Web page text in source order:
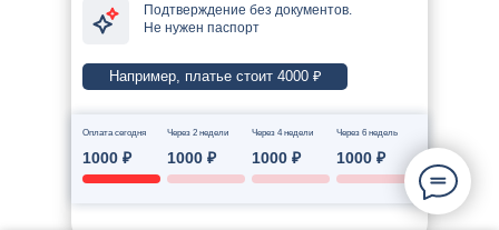
Подтверждение без документов.
Не нужен паспорт
Например, платье стоит 4000 ₽
Оплата сегодня Через 2 недели Через 4 недели Через 6 недель
1000 ₽ 1000 ₽ 1000 ₽ 1000 ₽